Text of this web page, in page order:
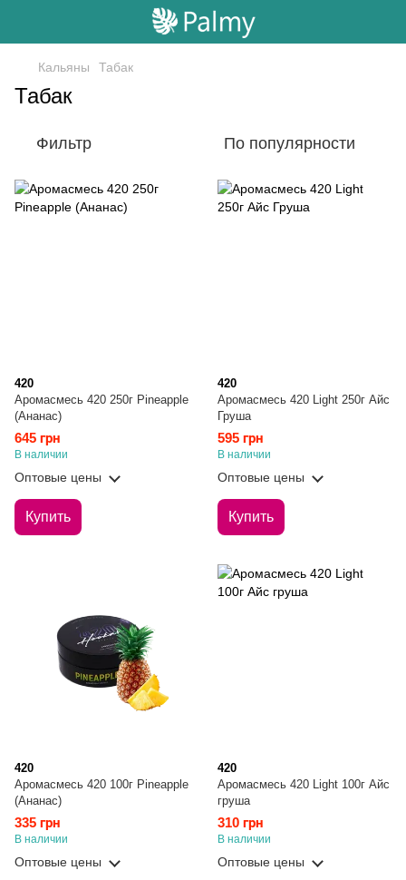
Кальяны Табак
Табак
Фильтр По популярности
420
Аромасмесь 420 250г Pineapple
(Ананас)
645 грн
В наличии
Оптовые цены
Купить
420
Аромасмесь 420 Light 250г Айс
Груша
595 грн
В наличии
Оптовые цены
Купить
420
Аромасмесь 420 100г Pineapple
(Ананас)
335 грн
В наличии
Оптовые цены
420
Аромасмесь 420 Light 100г Айс
груша
310 грн
В наличии
Оптовые цены